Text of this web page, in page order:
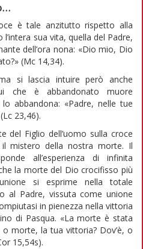
è tale anzitutto rispetto alla
sua vita, quella del Padre,
dell’ora nona: «Dio mio, Dio
(Mc 14,34).
si lascia intuire però anche
che è abbandonato muore
abbandona: «Padre, nelle tue
23,46).
del Figlio dell’uomo sulla croce
mistero della nostra morte. Il
all’esperienza di infinita
la morte del Dio crocifisso più
si esprime nella totale
al Padre, vissuta come unione
in pienezza nella vittoria
di Pasqua. «La morte è stata
morte, la tua vittoria? Dov’è, o
15,54s).